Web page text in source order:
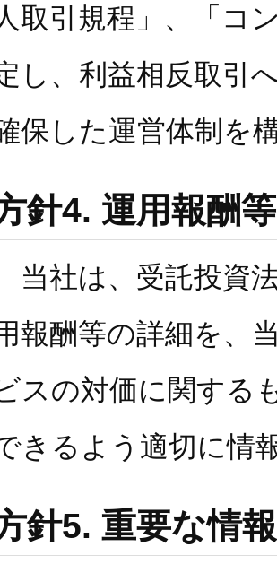
取引規程」、「コ
し、利益相反取引
保した運営体制を
針4. 運用報酬
当社は、受託投資
報酬等の詳細を、
スの対価に関する
きるよう適切に情
針5. 重要な情